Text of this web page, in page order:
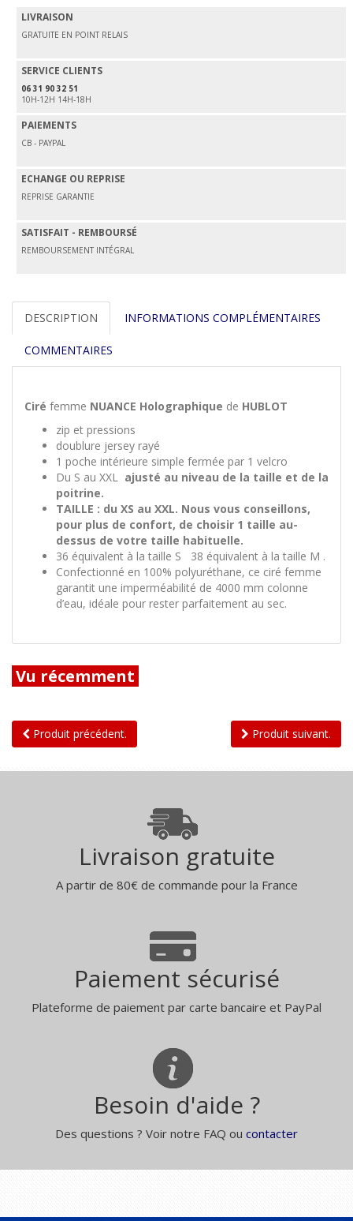
LIVRAISON
GRATUITE EN POINT RELAIS
SERVICE CLIENTS
06 31 90 32 51
10H-12H 14H-18H
PAIEMENTS
CB - PAYPAL
ECHANGE OU REPRISE
REPRISE GARANTIE
SATISFAIT - REMBOURSÉ
REMBOURSEMENT INTÉGRAL
DESCRIPTION INFORMATIONS COMPLÉMENTAIRES
COMMENTAIRES
Ciré femme NUANCE Holographique de HUBLOT
zip et pressions
doublure jersey rayé
1 poche intérieure simple fermée par 1 velcro
Du S au XXL ajusté au niveau de la taille et de la
poitrine.
TAILLE : du XS au XXL. Nous vous conseillons,
pour plus de confort, de choisir 1 taille au-
dessus de votre taille habituelle.
36 équivalent à la taille S 38 équivalent à la taille M .
Confectionné en 100% polyuréthane, ce ciré femme
garantit une imperméabilité de 4000 mm colonne
d’eau, idéale pour rester parfaitement au sec.
Vu récemment
Produit précédent. Produit suivant.
Livraison gratuite
A partir de 80€ de commande pour la France
Paiement sécurisé
Plateforme de paiement par carte bancaire et PayPal
Besoin d'aide ?
Des questions ? Voir notre FAQ ou contacter